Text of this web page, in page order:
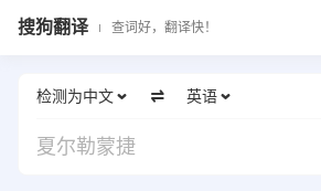
搜狗翻译 查词好，翻译快！
检测为中文 英语
夏尔勒蒙捷